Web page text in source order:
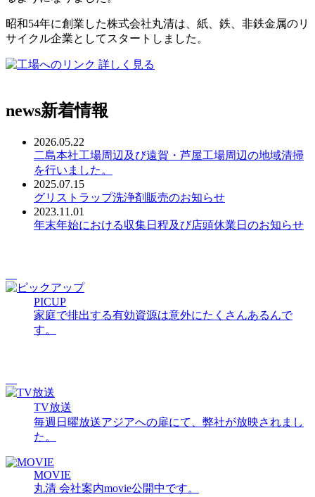
昭和54年に創業した株式会社丸清は、紙、鉄、非鉄金属のリ
サイクル企業としてスタートしました。
詳しく見る
news新着情報
2026.05.22
二島本社工場周辺及び遠賀・芦屋工場周辺の地域清掃
を行いました。
2025.07.15
グリストラップ洗浄剤販売のお知らせ
2023.11.01
年末年始における収集日程及び店頭休業日のお知らせ
PICUP
家庭で排出する有効資源は意外にたくさんあるんで
す。
TV放送
毎週日曜放送アジアへの扉にて、弊社が放映されまし
た。
MOVIE
丸清 会社案内movie公開中です。